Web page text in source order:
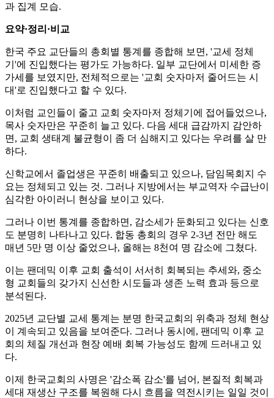
과 집계 모습.
요약·정리·비교
한국 주요 교단들의 총회별 통계를 종합해 보면, '교세 정체
기'에 진입했다는 평가도 가능하다. 일부 교단에서 미세한 증
가세를 보였지만, 전체적으로는 '교회 숫자마저 줄어드는 시
대'로 진입했다고 할 수 있다.
이처럼 교인들이 줄고 교회 숫자마저 정체기에 접어들었으나,
목사 숫자만은 꾸준히 늘고 있다. 다음 세대 급감까지 감안하
면, 교회 생태계 불균형이 좀 더 심해지고 있다는 우려를 살 만
하다.
신학교에서 졸업생은 꾸준히 배출되고 있으나, 담임목회지 수
요는 정체되고 있는 것. 그러나 지방에서는 부교역자 수급난이
심각한 아이러니 현상을 보이고 있다.
그러나 이번 통계를 종합하면, 감소세가 둔화되고 있다는 신호
도 분명히 나타나고 있다. 합동 총회의 경우 2-3년 전만 해도
매년 5만 명 이상 줄었으나, 올해는 8천여 명 감소에 그쳤다.
이는 팬데믹 이후 교회 출석이 서서히 회복되는 추세와, 중소
형 교회들의 갖가지 신선한 시도들과 생존 노력 효과 등으로
분석된다.
2025년 교단별 교세 통계는 분명 한국교회의 위축과 정체 현상
이 계속되고 있음을 보여준다. 그러나 동시에, 팬데믹 이후 교
회의 체질 개선과 현장 예배 회복 가능성도 함께 드러내고 있
다.
이제 한국교회의 사명은 '감소폭 감소'를 넘어, 본질적 회복과
세대 재생산 구조를 복원해 다시 흐름을 역전시키는 일일 것이